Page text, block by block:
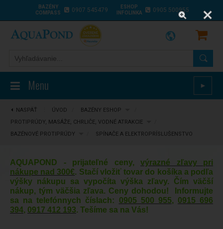
BAZÉNY
COMPASS
0907 545479
ESHOP
INFOLINKA
0905 500955
Menu ►
NASPÄŤ ÚVOD BAZÉNY ESHOP
PROTIPRÚDY, MASÁŽE, CHRLIČE, VODNÉ ATRAKCIE
BAZÉNOVÉ PROTIPRÚDY
SPÍNAČE A ELEKTROPRÍSLUŠENSTVO
AQUAPOND - prijateľné ceny, výrazné zľavy pri
nákupe nad 300€. Stačí vložiť tovar do košíka a podľa
výšky nákupu sa vypočíta výška zľavy. Čím väčší
nákup, tým väčšia zľava. Ceny dohodou! Informujte
sa na telefónnych číslach: 0905 500 955, 0915 696
394, 0917 412 193. Tešíme sa na Vás!